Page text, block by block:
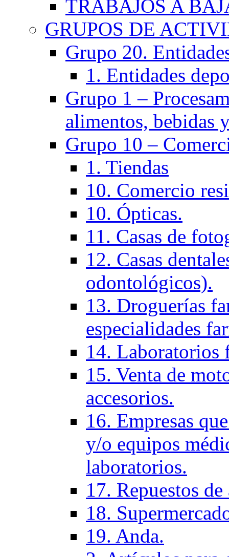
TRABAJOS A
GRUPOS DE
Grupo 20.
1. Entidades
Grupo 1 –
alimentos, bebidas
Grupo 10 –
1. Tiendas
10. Comercio
10. Ópticas.
11. Casas de
12. Casas
odontológicos).
13. Droguerías
especialidades
14. Laboratorios
15. Venta de
accesorios.
16. Empresas
y/o equipos
laboratorios.
17. Repuestos
18.
19. Anda.